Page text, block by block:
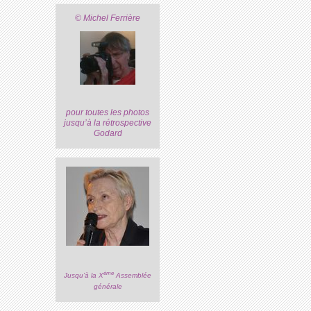
© Michel Ferrière
pour toutes les photos
jusqu’à la rétrospective
Godard
Jusqu’à la Xème Assemblée
générale